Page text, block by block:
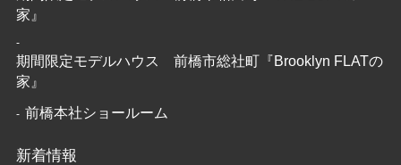
家』
期間限定モデルハウス 前橋市総社町『Brooklyn FLATの
家』
前橋本社ショールーム
新着情報